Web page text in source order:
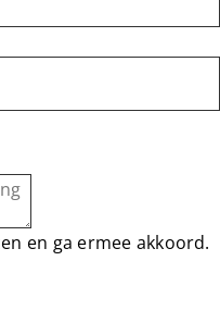
en ga ermee akkoord.